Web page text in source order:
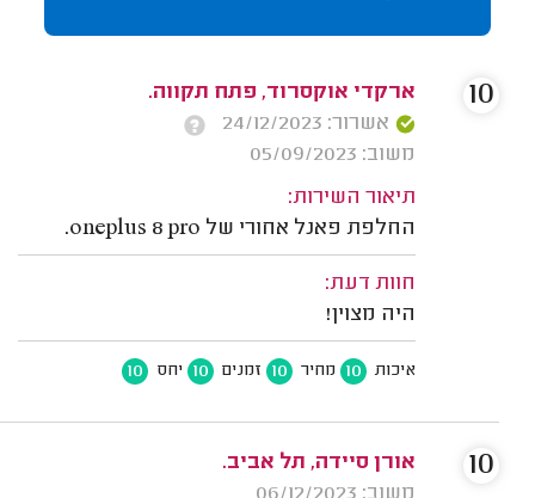
ארקדי אוקסרוד, פתח תקווה.
אשרור: 24/12/2023
משוב: 05/09/2023
תיאור השירות:
החלפת פאנל אחורי של oneplus 8 pro.
חוות דעת:
היה מצוין!
איכות 10 מחיר 10 זמנים 10 יחס 10
10
אורן סיידה, תל אביב.
10